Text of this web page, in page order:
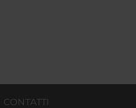
CONTATTI